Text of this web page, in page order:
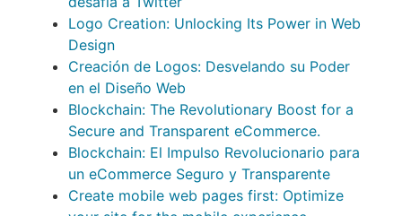
Logo Creation: Unlocking Its Power in Web
Design
Creación de Logos: Desvelando su Poder
en el Diseño Web
Blockchain: The Revolutionary Boost for a
Secure and Transparent eCommerce.
Blockchain: El Impulso Revolucionario para
un eCommerce Seguro y Transparente
Create mobile web pages first: Optimize